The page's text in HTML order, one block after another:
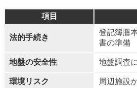
項目
法的手続き
登記簿謄
書の準備
地盤の安全性 地盤調査
環境リスク 周辺施設